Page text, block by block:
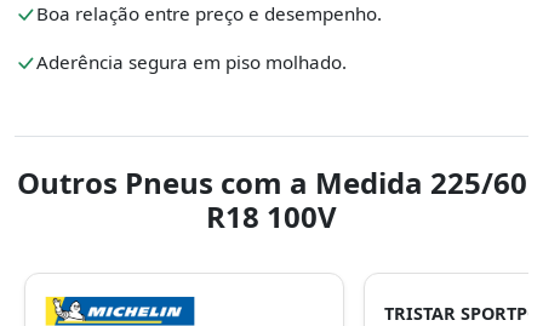
Boa relação entre preço e desempenho.
Aderência segura em piso molhado.
Outros Pneus com a Medida 225/60
R18 100V
TRISTAR